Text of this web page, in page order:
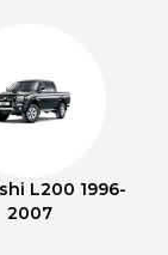
L200 1996-
2007